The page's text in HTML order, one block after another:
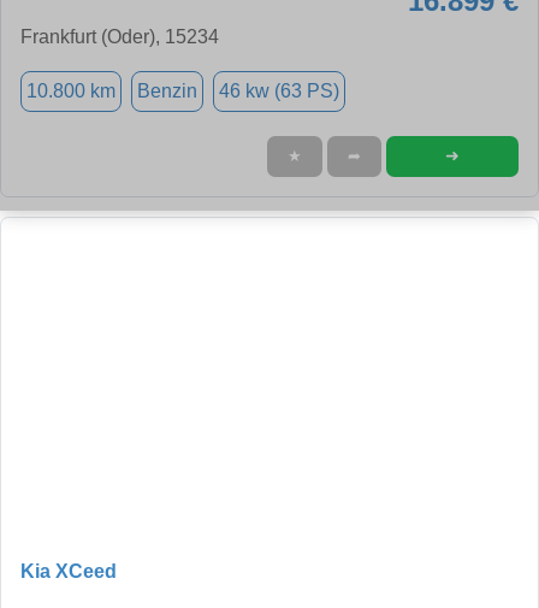
Frankfurt (Oder), 15234
10.800 km Benzin 46 kw (63 PS)
★ ➦ ➜
Kia XCeed